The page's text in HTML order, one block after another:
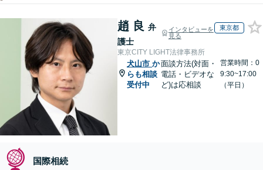
趙 良 弁
護士
インタビューを
見る
東京都
東京CITY LIGHT法律事務所
犬山市 か
らも相談
受付中
面談方法(対面・
電話・ビデオな
ど)は応相談
営業時間：0
9:30~17:00
（平日）
国際相続